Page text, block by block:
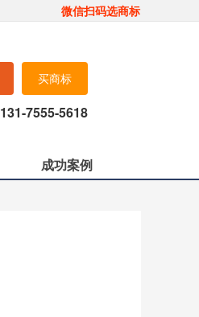
微信扫码选商标
买商标
131-7555-5618
成功案例